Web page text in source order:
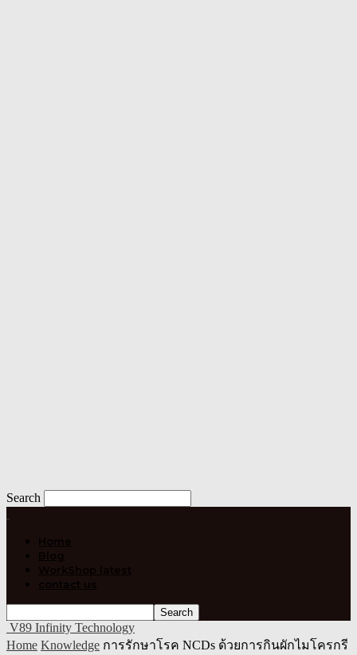
Search
Home
Blog
WorkShop latest
contact us
V89 Infinity Technology
Home Knowledge การรักษาโรค NCDs ด้วยการกินผักไมโครกรี